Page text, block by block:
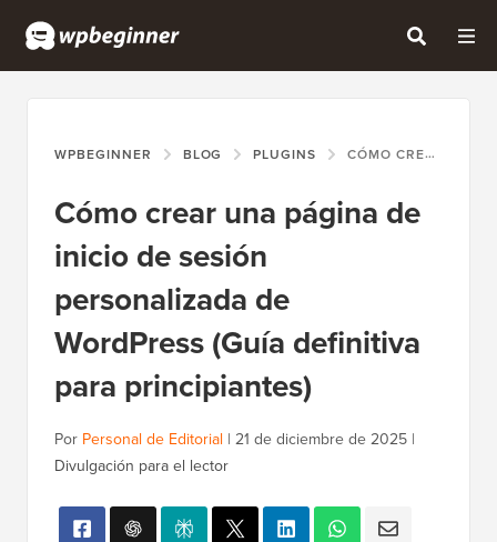
WPBEGINNER BLOG PLUGINS CÓMO CREAR UNA PÁGINA DE INICIO DE SESIÓN PERSONALIZADA DE WORDPRESS (GUÍA DEFINITIVA PARA PRINCIPIANTES)
Cómo crear una página de
inicio de sesión
personalizada de
WordPress (Guía definitiva
para principiantes)
Por Personal de Editorial | 21 de diciembre de 2025 |
Divulgación para el lector